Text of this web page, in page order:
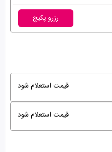
رزرو پکیج
قیمت استعلام شود
قیمت استعلام شود